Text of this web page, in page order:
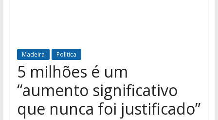
Madeira Política
5 milhões é um
“aumento significativo
que nunca foi justificado”